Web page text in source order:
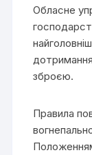
Обласне
зброєю.
Правила